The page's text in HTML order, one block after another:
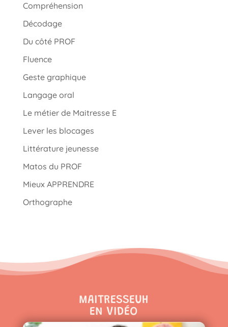
Compréhension
Décodage
Du côté PROF
Fluence
Geste graphique
Langage oral
Le métier de Maitresse E
Lever les blocages
Littérature jeunesse
Matos du PROF
Mieux APPRENDRE
Orthographe
MAITRESSEUH
EN VIDÉO